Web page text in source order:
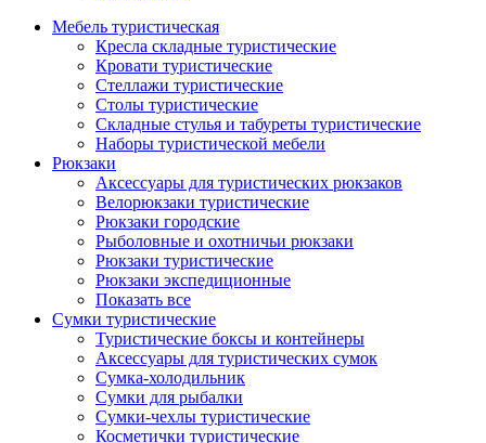
Мебель туристическая
Кресла складные туристические
Кровати туристические
Стеллажи туристические
Столы туристические
Складные стулья и табуреты туристические
Наборы туристической мебели
Рюкзаки
Аксессуары для туристических рюкзаков
Велорюкзаки туристические
Рюкзаки городские
Рыболовные и охотничьи рюкзаки
Рюкзаки туристические
Рюкзаки экспедиционные
Показать все
Сумки туристические
Туристические боксы и контейнеры
Аксессуары для туристических сумок
Сумка-холодильник
Сумки для рыбалки
Сумки-чехлы туристические
Косметички туристические